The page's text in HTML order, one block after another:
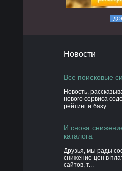
Новости
Все поисковые
Новость,
нового сервиса
рейтинг и базу...
И снова
каталога
Друзья, мы рады
снижение цен в
сайтов, т...